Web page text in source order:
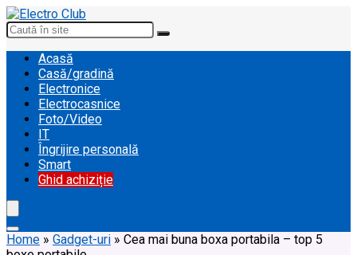
Acasă
Casă/gradină
Electronice
Electrocasnice
Foto/Video
IT
Îngrijire personală
Smart
Ghid achiziție
Home » Gadget-uri » Cea mai buna boxa portabila – top 5